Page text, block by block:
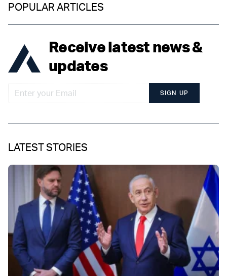
POPULAR ARTICLES
Receive latest news &
updates
SIGN UP
LATEST STORIES